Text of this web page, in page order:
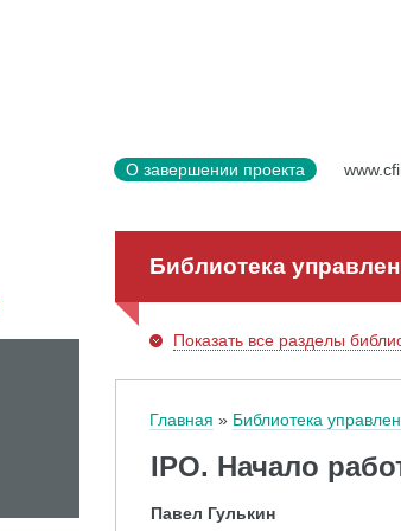
О завершении проекта
Библиотека
Показать все разделы
Главная Библиотека
IPO. Начало
Павел Гулькин